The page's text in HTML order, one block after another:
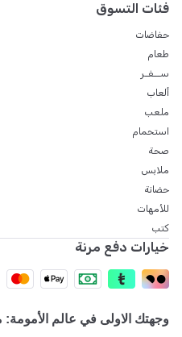
فئات التسوق
حفاضات
طعام
ســفـر
ألعاب
ملعب
استحمام
صحة
ملابس
حضانة
للأمهات
كتب
خيارات دفع مرنة
وجهتك الاولى في عالم